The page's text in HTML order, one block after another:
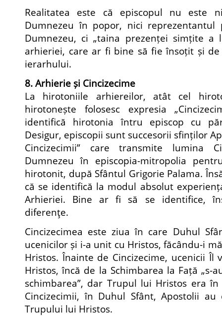
Realitatea este că episcopul nu este
Dumnezeu în popor, nici
Dumnezeu, ci „taina prezenței simțite a
arhieriei, care ar fi bine să fie însoțit și
ierarhului.
8. Arhierie și Cincizecime
La hirotoniile arhiereilor, atât cel
hirotonește folosesc expresia
identifică hirotonia întru episcop cu
Desigur, episcopii sunt succesorii sfinților
Cincizecimii” care transmite lumina
Dumnezeu în episcopia-mitropolia
hirotonit, după Sfântul Grigorie Palama.
că se identifică la modul absolut
Arhieriei. Bine ar fi să se identifice,
diferenţe.
Cincizecimea este ziua în care Duhul
ucenicilor și i-a unit cu Hristos, făcându-i
Hristos. Înainte de Cincizecime, ucenicii Îl
Hristos, încă de la Schimbarea la Față „s-
schimbarea”, dar Trupul lui Hristos era
Cincizecimii, în Duhul Sfânt, Apostolii
Trupului lui Hristos.